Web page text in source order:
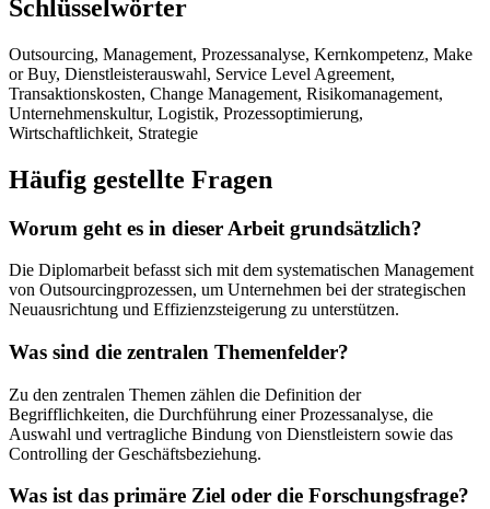
Schlüsselwörter
Outsourcing, Management, Prozessanalyse, Kernkompetenz, Make
or Buy, Dienstleisterauswahl, Service Level Agreement,
Transaktionskosten, Change Management, Risikomanagement,
Unternehmenskultur, Logistik, Prozessoptimierung,
Wirtschaftlichkeit, Strategie
Häufig gestellte Fragen
Worum geht es in dieser Arbeit grundsätzlich?
Die Diplomarbeit befasst sich mit dem systematischen Management
von Outsourcingprozessen, um Unternehmen bei der strategischen
Neuausrichtung und Effizienzsteigerung zu unterstützen.
Was sind die zentralen Themenfelder?
Zu den zentralen Themen zählen die Definition der
Begrifflichkeiten, die Durchführung einer Prozessanalyse, die
Auswahl und vertragliche Bindung von Dienstleistern sowie das
Controlling der Geschäftsbeziehung.
Was ist das primäre Ziel oder die Forschungsfrage?